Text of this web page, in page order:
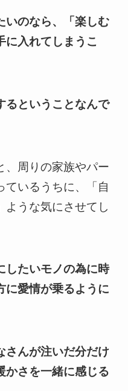
いのなら、「楽しむ
に入れてしまうこ
るということなんで
、周りの家族やパー
ているうちに、「自
ような気にさせてし
したいモノの為に時
に愛情が乗るように
さんが注いだ分だけ
かさを一緒に感じる